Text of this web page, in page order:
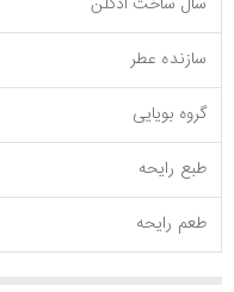
سازنده عطر
گروه بویایی
طبع رایحه
طعم رایحه